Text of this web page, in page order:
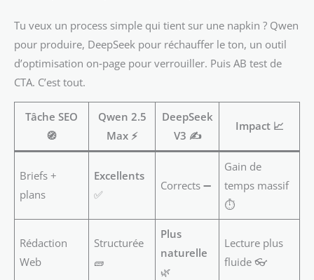
Tu veux un process simple qui tient sur une napkin ? Qwen
pour produire, DeepSeek pour réchauffer le ton, un outil
d’optimisation on‑page pour verrouiller. Puis AB test de
CTA. C’est tout.
Tâche SEO
🧭
Qwen 2.5
Max ⚡
DeepSeek
V3 ✍️
Impact 📈
Briefs +
plans
Excellents
✅
Corrects ➖
Gain de
temps massif
⏱️
Rédaction
Web
Structurée
🧱
Plus
naturelle
🌿
Lecture plus
fluide 👓